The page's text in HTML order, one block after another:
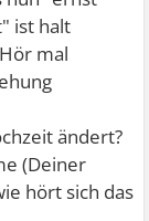
ist halt
mal
ändert?
(Deiner
hört sich das